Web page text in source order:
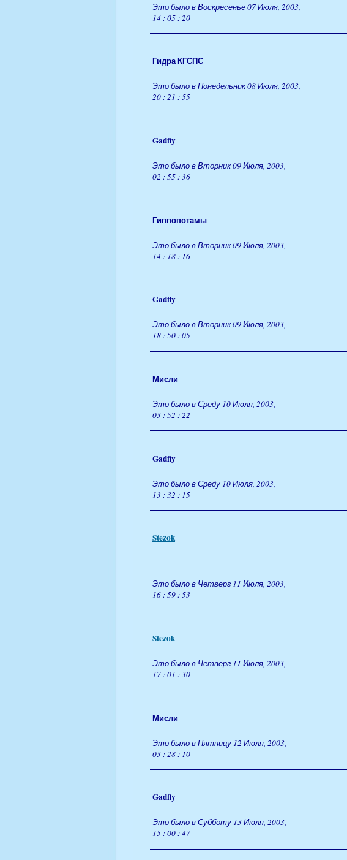
Это было в Воскресенье 07 Июля, 2003,
14 : 05 : 20
Гидра КГСПС
Это было в Понедельник 08 Июля, 2003,
20 : 21 : 55
Gadfly
Это было в Вторник 09 Июля, 2003,
02 : 55 : 36
Гиппопотамы
Это было в Вторник 09 Июля, 2003,
14 : 18 : 16
Gadfly
Это было в Вторник 09 Июля, 2003,
18 : 50 : 05
Мисли
Это было в Среду 10 Июля, 2003,
03 : 52 : 22
Gadfly
Это было в Среду 10 Июля, 2003,
13 : 32 : 15
Stezok
Это было в Четверг 11 Июля, 2003,
16 : 59 : 53
Stezok
Это было в Четверг 11 Июля, 2003,
17 : 01 : 30
Мисли
Это было в Пятницу 12 Июля, 2003,
03 : 28 : 10
Gadfly
Это было в Субботу 13 Июля, 2003,
15 : 00 : 47